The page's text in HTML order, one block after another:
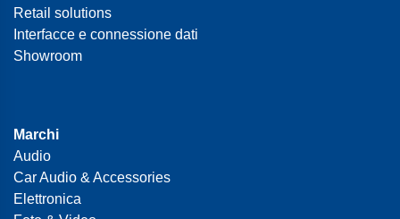
Retail solutions
Interfacce e connessione dati
Showroom
Marchi
Audio
Car Audio & Accessories
Elettronica